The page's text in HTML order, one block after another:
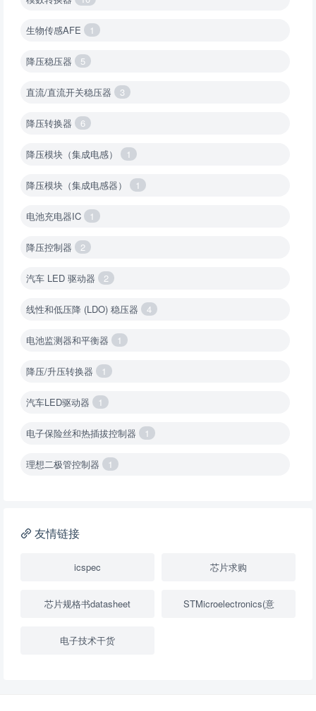
生物传感AFE 1
降压稳压器 5
直流/直流开关稳压器 3
降压转换器 6
降压模块（集成电感） 1
降压模块（集成电感器） 1
电池充电器IC 1
降压控制器 2
汽车 LED 驱动器 2
线性和低压降 (LDO) 稳压器 4
电池监测器和平衡器 1
降压/升压转换器 1
汽车LED驱动器 1
电子保险丝和热插拔控制器 1
理想二极管控制器 1
降压转换器（继承开关）
USB隔离器 1
友情链接
icspec 芯片求购
芯片规格书datasheet STMicroelectronics(意
电子技术干货